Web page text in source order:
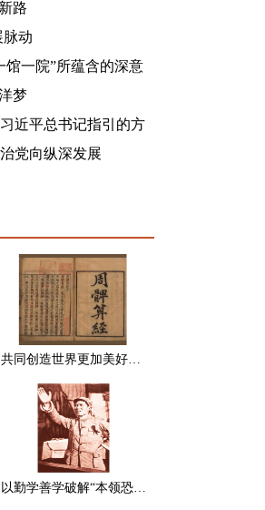
路
脉动
馆一院”所蕴含的深意
梦
近平总书记指引的方
程建功新时代谱写新
党向纵深发展
共同创造世界更加美好的未来
以勤学善学破解“本领恐慌”